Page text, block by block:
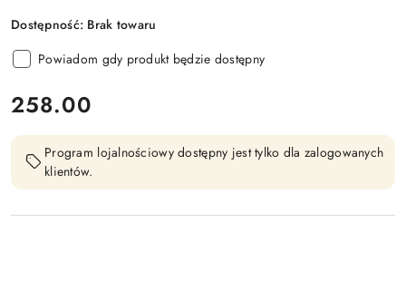
Dostępność: Brak towaru
Powiadom gdy produkt będzie dostępny
cena:
258.00
Program lojalnościowy dostępny jest tylko dla zalogowanych
klientów.